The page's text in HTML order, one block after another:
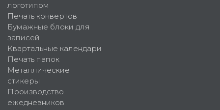
логотипом
Печать конвертов
Бумажные блоки для
записей
Квартальные календари
Печать папок
Металлические
стикеры
Производство
ежедневников